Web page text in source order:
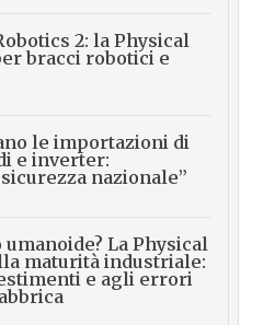
2: la Physical
bracci robotici e
le importazioni di
e inverter:
nazionale”
umanoide? La Physical
maturità industriale:
e agli errori